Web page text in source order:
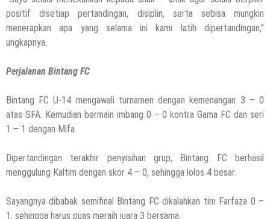
positif disetiap pertandingan, disiplin, serta sebisa mungkin
menerapkan apa yang selama ini kami latih dipertandingan,”
ungkapnya.
Perjalanan Bintang FC
Bintang FC U-14 mengawali turnamen dengan kemenangan 3 – 0
atas SFA. Kemudian bermain imbang 0 – 0 kontra Gama FC dan seri
1 – 1 dengan Mifa.
Dipertandingan terakhir penyisihan grup, Bintang FC berhasil
menggulung Kaltim dengan skor 4 – 0, sehingga lolos 4 besar.
Sayangnya dibabak semifinal Bintang FC dikalahkan tim Farfaza 0 –
1, sehingga harus puas meraih juara 3 bersama.